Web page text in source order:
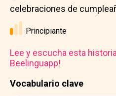
Vocabulario clave
celebraciones de
Principiante
Lee y escucha esta
Beelinguapp!